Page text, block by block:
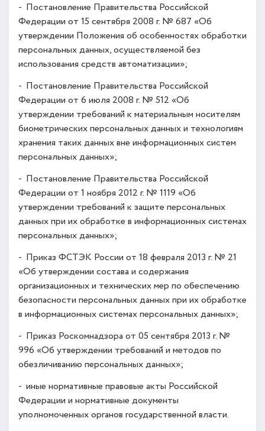
- Постановление Правительства Российской
Федерации от 15 сентября 2008 г. № 687 «Об
утверждении Положения об особенностях обработки
персональных данных, осуществляемой без
использования средств автоматизации»;
- Постановление Правительства Российской
Федерации от 6 июля 2008 г. № 512 «Об
утверждении требований к материальным носителям
биометрических персональных данных и технологиям
хранения таких данных вне информационных систем
персональных данных»;
- Постановление Правительства Российской
Федерации от 1 ноября 2012 г. № 1119 «Об
утверждении требований к защите персональных
данных при их обработке в информационных системах
персональных данных»;
- Приказ ФСТЭК России от 18 февраля 2013 г. № 21
«Об утверждении состава и содержания
организационных и технических мер по обеспечению
безопасности персональных данных при их обработке
в информационных системах персональных данных»;
- Приказ Роскомнадзора от 05 сентября 2013 г. №
996 «Об утверждении требований и методов по
обезличиванию персональных данных»;
- иные нормативные правовые акты Российской
Федерации и нормативные документы
уполномоченных органов государственной власти.